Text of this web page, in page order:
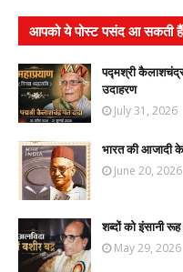
आपको ये पोस्ट पसंद आ सकती हैं
पद्मश्री कैलाशचंद्र
उदाहरण
July 31, 2026
भारत की आजादी के
June 20, 2026
शब्दों को इंसानी
May 29, 2026